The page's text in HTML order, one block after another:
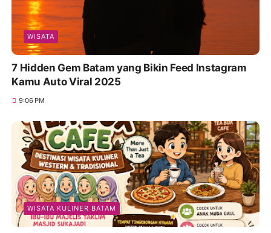
WISATA
7 Hidden Gem Batam yang Bikin Feed Instagram
Kamu Auto Viral 2025
9:06 PM
WISATA KULINER BATAM